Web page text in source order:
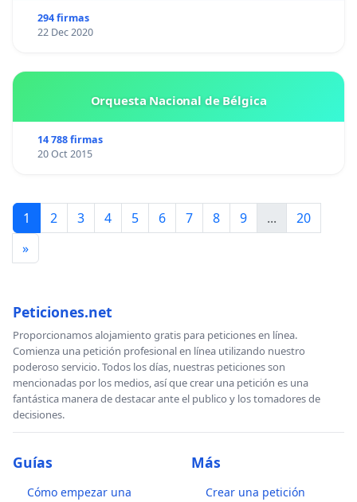
294 firmas
22 Dec 2020
Orquesta Nacional de Bélgica
14 788 firmas
20 Oct 2015
1 2 3 4 5 6 7 8 9 ...
20
»
Peticiones.net
Proporcionamos alojamiento gratis para peticiones en línea.
Comienza una petición profesional en línea utilizando nuestro
poderoso servicio. Todos los días, nuestras peticiones son
mencionadas por los medios, así que crear una petición es una
fantástica manera de destacar ante el publico y los tomadores de
decisiones.
Guías
Cómo empezar una
Más
Crear una petición